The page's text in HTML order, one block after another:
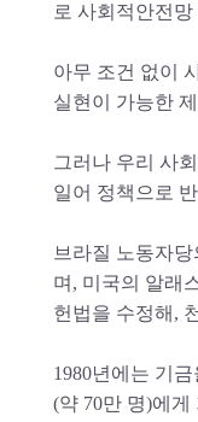
로 사회적안전
아무 조건 없이
실현이 가능한
그러나 우리 사
일어 정책으로
브라질 노동자
며, 미국의 알래
헌법을 수정해,
1980년에는 기
(약 70만 명)에